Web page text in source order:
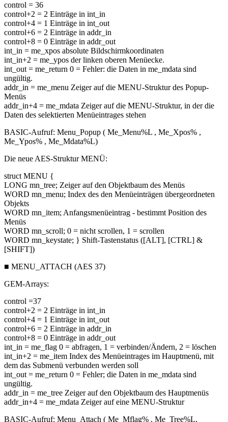
control = 36
control+2 = 2 Einträge in int_in
control+4 = 1 Einträge in int_out
control+6 = 2 Einträge in addr_in
control+8 = 0 Einträge in addr_out
int_in = me_xpos absolute Bildschirmkoordinaten
int_in+2 = me_ypos der linken oberen Menüecke.
int_out = me_return 0 = Fehler: die Daten in me_mdata sind
ungültig.
addr_in = me_menu Zeiger auf die MENU-Struktur des Popup-
Menüs
addr_in+4 = me_mdata Zeiger auf die MENU-Struktur, in der die
Daten des selektierten Menüeintrages stehen
BASIC-Aufruf: Menu_Popup ( Me_Menu%L , Me_Xpos% ,
Me_Ypos% , Me_Mdata%L)
Die neue AES-Struktur MENÜ:
struct MENU {
LONG mn_tree; Zeiger auf den Objektbaum des Menüs
WORD mn_menu; Index des den Menüeinträgen übergeordneten
Objekts
WORD mn_item; Anfangsmenüeintrag - bestimmt Position des
Menüs
WORD mn_scroll; 0 = nicht scrollen, 1 = scrollen
WORD mn_keystate; } Shift-Tastenstatus ([ALT], [CTRL] &
[SHIFT])
■ MENU_ATTACH (AES 37)
GEM-Arrays:
control =37
control+2 = 2 Einträge in int_in
control+4 = 1 Einträge in int_out
control+6 = 2 Einträge in addr_in
control+8 = 0 Einträge in addr_out
int_in = me_flag 0 = abfragen, 1 = verbinden/Ändern, 2 = löschen
int_in+2 = me_item Index des Menüeintrages im Hauptmenü, mit
dem das Submenü verbunden werden soll
int_out = me_return 0 = Fehler; die Daten in me_mdata sind
ungültig.
addr_in = me_tree Zeiger auf den Objektbaum des Hauptmenüs
addr_in+4 = me_mdata Zeiger auf eine MENU-Struktur
BASIC-Aufruf: Menu_Attach ( Me_Mflag% , Me_Tree%L,